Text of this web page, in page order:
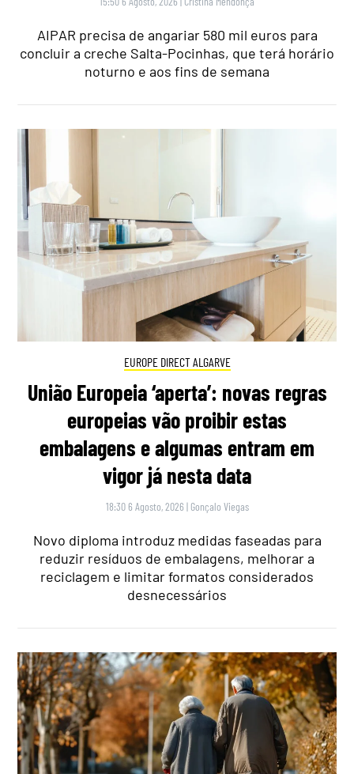
AIPAR precisa de angariar 580 mil euros para
concluir a creche Salta-Pocinhas, que terá horário
noturno e aos fins de semana
EUROPE DIRECT ALGARVE
União Europeia ‘aperta’: novas regras
europeias vão proibir estas
embalagens e algumas entram em
vigor já nesta data
18:30 6 Agosto, 2026 | Gonçalo Viegas
Novo diploma introduz medidas faseadas para
reduzir resíduos de embalagens, melhorar a
reciclagem e limitar formatos considerados
desnecessários